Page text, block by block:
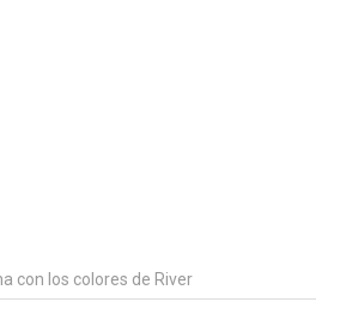
con los colores de River